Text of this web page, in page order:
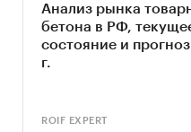
Анализ рынка
бетона в РФ,
состояние и
г.
ROIF EXPERT